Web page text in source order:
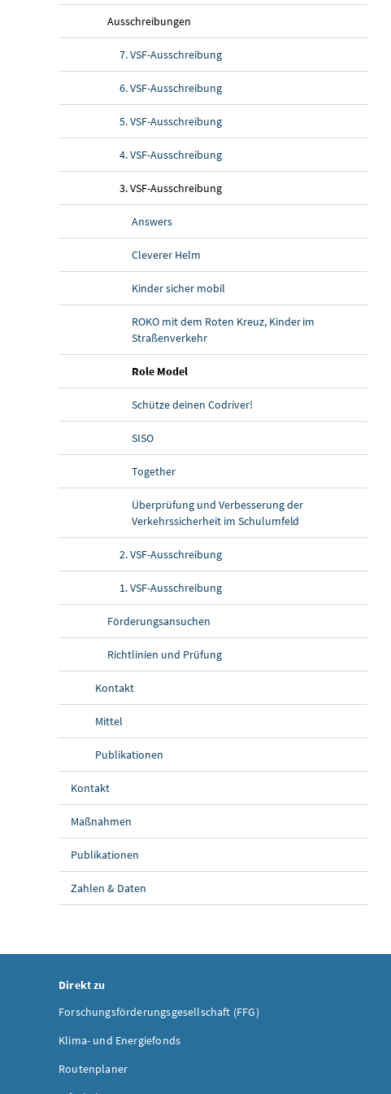
Ausschreibungen
7. VSF-Ausschreibung
6. VSF-Ausschreibung
5. VSF-Ausschreibung
4. VSF-Ausschreibung
3. VSF-Ausschreibung
Answers
Cleverer Helm
Kinder sicher mobil
ROKO mit dem Roten Kreuz, Kinder im
Straßenverkehr
Role Model(aktuelle Seite)
Schütze deinen Codriver!
SISO
Together
Überprüfung und Verbesserung der
Verkehrssicherheit im Schulumfeld
2. VSF-Ausschreibung
1. VSF-Ausschreibung
Förderungsansuchen
Richtlinien und Prüfung
Kontakt
Mittel
Publikationen
Kontakt
Maßnahmen
Publikationen
Zahlen & Daten
Direkt zu
Forschungsförderungsgesellschaft (FFG)
Klima- und Energiefonds
Routenplaner